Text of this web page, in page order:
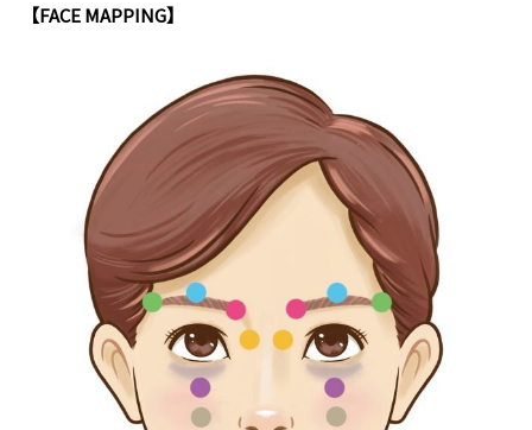
【FACE MAPPING】